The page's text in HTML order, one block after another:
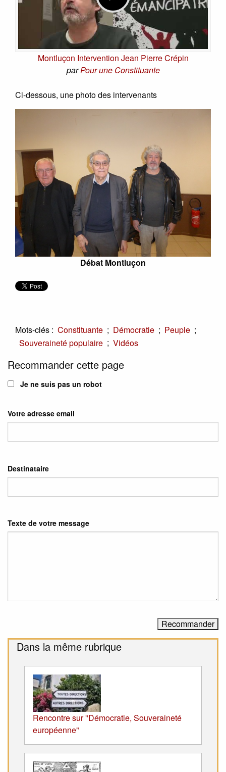
Montluçon Intervention Jean Pierre Crépin
parPour une Constituante
Ci-dessous, une photo des intervenants
Débat Montluçon
Mots-clés : Constituante ; Démocratie ; Peuple ;
Souveraineté populaire ; Vidéos
Recommander cette page
Je ne suis pas un robot
Votre adresse email
Destinataire
Texte de votre message
Dans la même rubrique
Rencontre sur "Démocratie, Souveraineté
européenne"